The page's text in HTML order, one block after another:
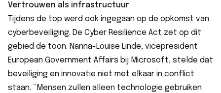
Vertrouwen als infrastructuur
Tijdens de top werd ook ingegaan op de opkomst van
cyberbeveiliging. De Cyber Resilience Act zet op dit
gebied de toon. Nanna-Louise Linde, vicepresident
European Government Affairs bij Microsoft, stelde dat
beveiliging en innovatie niet met elkaar in conflict
staan. “Mensen zullen alleen technologie gebruiken